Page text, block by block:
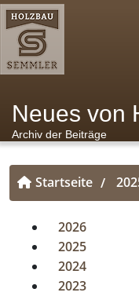
Neues von
Archiv der Beiträge
Startseite /
2026
2025
2024
2023